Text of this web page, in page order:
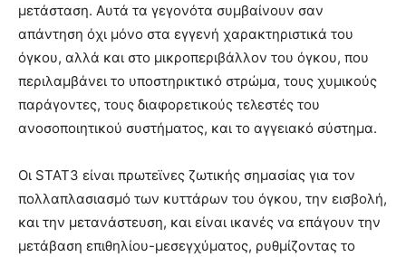
μετάσταση. Αυτά τα γεγονότα συμβαίνουν σαν
απάντηση όχι μόνο στα εγγενή χαρακτηριστικά του
όγκου, αλλά και στο μικροπεριβάλλον του όγκου, που
περιλαμβάνει το υποστηρικτικό στρώμα, τους χυμικούς
παράγοντες, τους διαφορετικούς τελεστές του
ανοσοποιητικού συστήματος, και το αγγειακό σύστημα.
Οι STAT3 είναι πρωτεϊνες ζωτικής σημασίας για τον
πολλαπλασιασμό των κυττάρων του όγκου, την εισβολή,
και την μετανάστευση, και είναι ικανές να επάγουν την
μετάβαση επιθηλίου-μεσεγχύματος, ρυθμίζοντας το